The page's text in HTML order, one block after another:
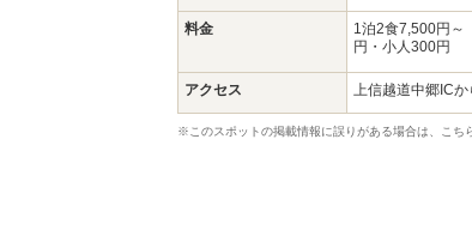
料金
1泊2食7,500円～
円・小人300円
アクセス 上信越道中郷IC
※このスポットの掲載情報に誤りがある場合は、こち